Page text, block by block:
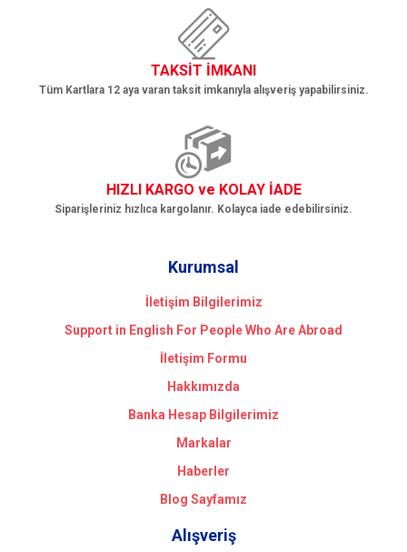
TAKSİT İMKANI
Tüm Kartlara 12 aya varan taksit imkanıyla alışveriş yapabilirsiniz.
HIZLI KARGO ve KOLAY İADE
Siparişleriniz hızlıca kargolanır. Kolayca iade edebilirsiniz.
Kurumsal
İletişim Bilgilerimiz
Support in English For People Who Are Abroad
İletişim Formu
Hakkımızda
Banka Hesap Bilgilerimiz
Markalar
Haberler
Blog Sayfamız
Alışveriş